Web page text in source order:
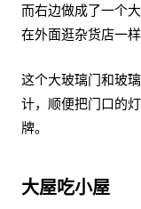
而右边做成了一个
在外面逛杂货店一
这个大玻璃门和玻
计，顺便把门口的
牌。
大屋吃小屋